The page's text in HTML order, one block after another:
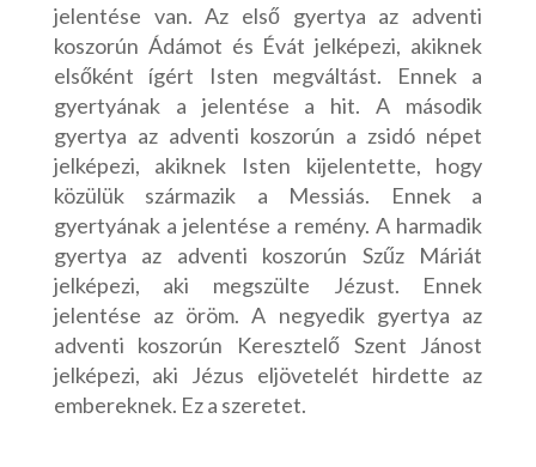
jelentése van. Az első gyertya az adventi
koszorún Ádámot és Évát jelképezi, akiknek
elsőként ígért Isten megváltást. Ennek a
gyertyának a jelentése a hit. A második
gyertya az adventi koszorún a zsidó népet
jelképezi, akiknek Isten kijelentette, hogy
közülük származik a Messiás. Ennek a
gyertyának a jelentése a remény. A harmadik
gyertya az adventi koszorún Szűz Máriát
jelképezi, aki megszülte Jézust. Ennek
jelentése az öröm. A negyedik gyertya az
adventi koszorún Keresztelő Szent Jánost
jelképezi, aki Jézus eljövetelét hirdette az
embereknek. Ez a szeretet.